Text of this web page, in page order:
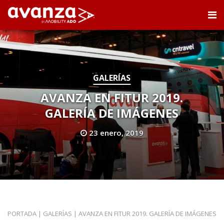
GALERÍAS
AVANZA EN FITUR 2019.
GALERÍA DE IMÁGENES
23 enero, 2019
PORTADA | GALERÍAS | AVANZA EN FITUR 2019. GALERÍA DE IMÁGENES